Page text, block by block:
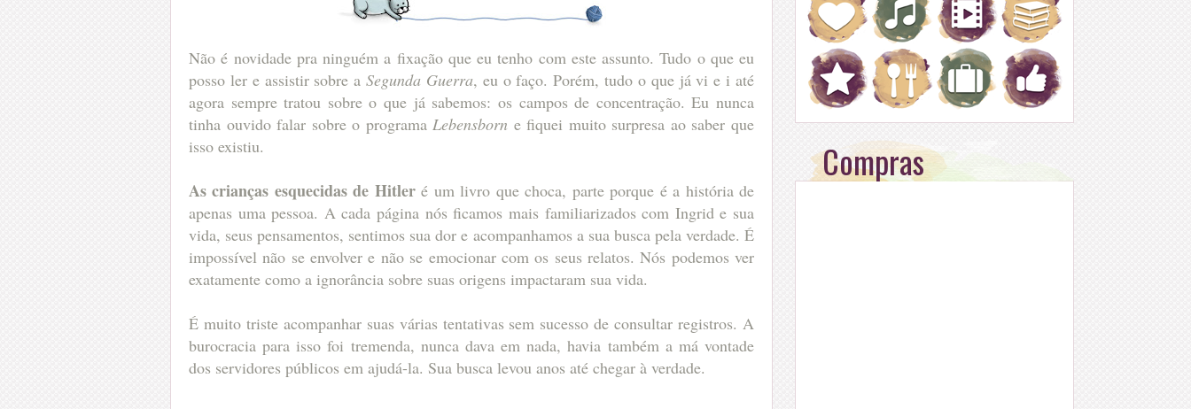
Não é novidade pra ninguém a fixação que eu tenho com este assunto. Tudo o que eu
posso ler e assistir sobre aSegunda Guerra, eu o faço. Porém, tudo o que já vi e i até
agora sempre tratou sobre o que já sabemos: os campos de concentração. Eu nunca
tinha ouvido falar sobre o programa Lebensborn e fiquei muito surpresa ao saber que
isso existiu.
As crianças esquecidas de Hitleré um livro que choca, parte porque é a história de
apenas uma pessoa. A cada página nós ficamos mais familiarizados com Ingrid e sua
vida, seus pensamentos, sentimos sua dor e acompanhamos a sua busca pela verdade. É
impossível não se envolver e não se emocionar com os seus relatos. Nós podemos ver
exatamente como a ignorância sobre suas origens impactaram sua vida.
É muito triste acompanhar suas várias tentativas sem sucesso de consultar registros. A
burocracia para isso foi tremenda, nunca dava em nada, havia também a má vontade
dos servidores públicos em ajudá-la. Sua busca levou anos até chegar à verdade.
Compras